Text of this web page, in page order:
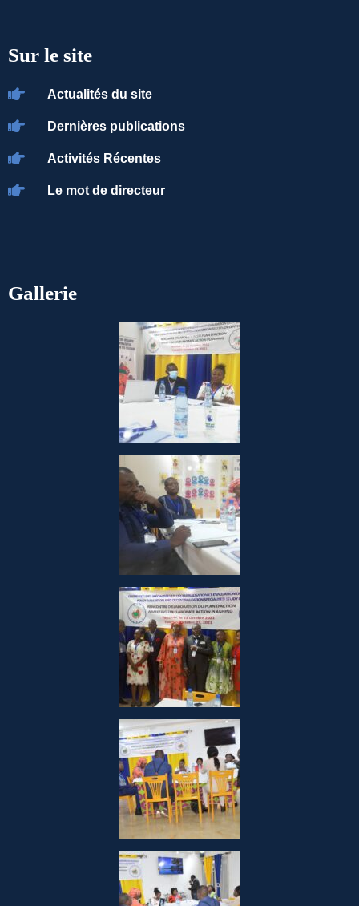
Sur le site
Actualités du site
Dernières publications
Activités Récentes
Le mot de directeur
Gallerie